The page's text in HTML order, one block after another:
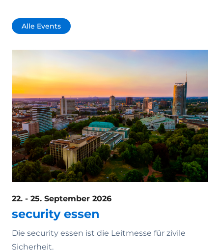
Alle Events
22. - 25. September 2026
security essen
Die security essen ist die Leitmesse für zivile
Sicherheit.